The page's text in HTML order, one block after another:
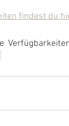
findest du